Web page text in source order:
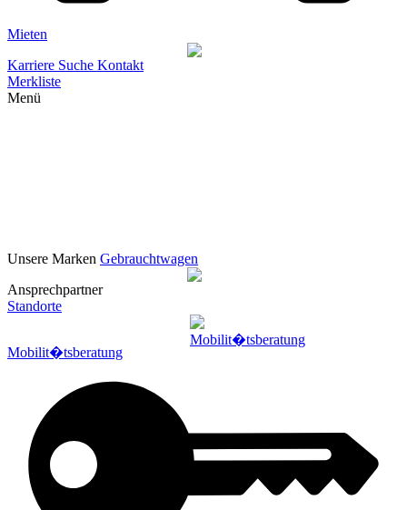
Mieten
Karriere Suche Kontakt
Merkliste
Menü
Unsere Marken Gebrauchtwagen
Ansprechpartner
Standorte
Mobilit�tsberatung